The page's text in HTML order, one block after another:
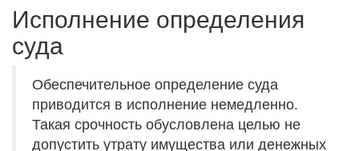
Исполнение определения
суда
Обеспечительное определение суда
приводится в исполнение немедленно.
Такая срочность обусловлена целью не
допустить утрату имущества или денежных